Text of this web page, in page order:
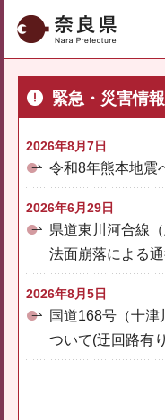
奈良県
緊急・災害情報
2026年8月7日
令和8年熊本地震
2026年6月29日
県道東川河合線
法面崩落による
2026年8月5日
国道168号（十津
ついて(迂回路有